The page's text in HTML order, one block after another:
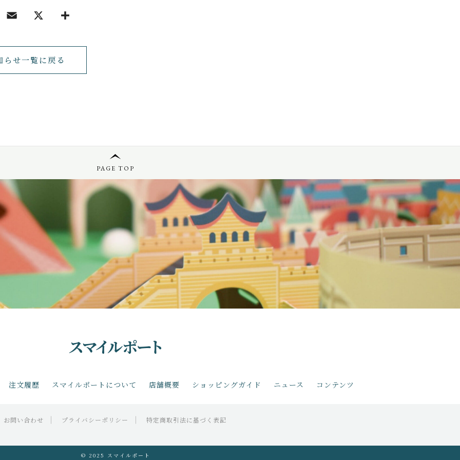
らせ一覧に戻る
PAGE TOP
注文履歴 スマイルポートについて 店舗概要 ショッピングガイド ニュース コンテンツ
お問い合わせ プライバシーポリシー 特定商取引法に基づく表記
© 2025 スマイルポート